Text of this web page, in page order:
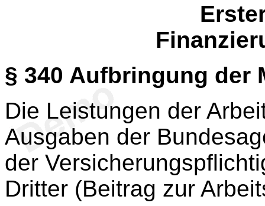
§ 340 Aufbringung der
Die Leistungen der
Ausgaben der
der
Dritter (Beitrag zur